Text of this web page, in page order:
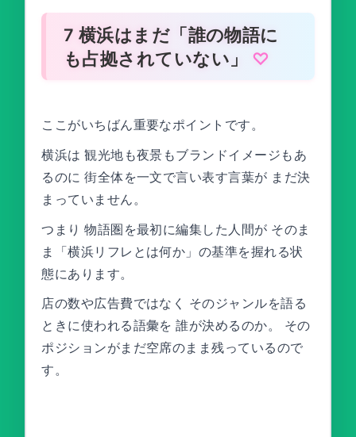
7 横浜はまだ「誰の物語に
も占拠されていない」
ここがいちばん重要なポイントです。
横浜は 観光地も夜景もブランドイメージもあ
るのに 街全体を一文で言い表す言葉が まだ決
まっていません。
つまり 物語圏を最初に編集した人間が そのま
ま「横浜リフレとは何か」の基準を握れる状
態にあります。
店の数や広告費ではなく そのジャンルを語る
ときに使われる語彙を 誰が決めるのか。 その
ポジションがまだ空席のまま残っているので
す。